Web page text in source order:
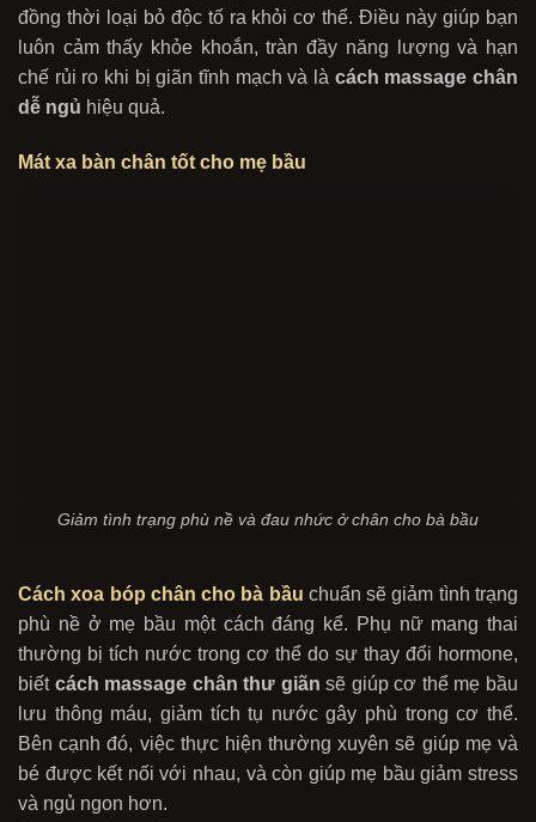
đồng thời loại bỏ độc tố ra khỏi cơ thể. Điều này giúp bạn
luôn cảm thấy khỏe khoắn, tràn đầy năng lượng và hạn
chế rủi ro khi bị giãn tĩnh mạch và là cách massage chân
dễ ngủ hiệu quả.
Mát xa bàn chân tốt cho mẹ bầu
Giảm tình trạng phù nề và đau nhức ở chân cho bà bầu
Cách xoa bóp chân cho bà bầu chuẩn sẽ giảm tình trạng
phù nề ở mẹ bầu một cách đáng kể. Phụ nữ mang thai
thường bị tích nước trong cơ thể do sự thay đổi hormone,
biết cách massage chân thư giãnsẽ giúp cơ thể mẹ bầu
lưu thông máu, giảm tích tụ nước gây phù trong cơ thể.
Bên cạnhđó, việc thực hiện thường xuyên sẽ giúp mẹ và
bé được kết nối với nhau, và còn giúp mẹ bầu giảm stress
và ngủ ngon hơn.